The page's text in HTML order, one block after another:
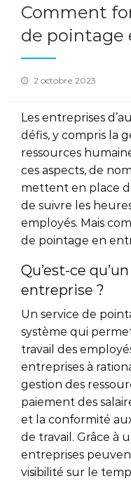
Comment
de pointage
Posted
2 octobre 2023
Les entreprises
défis, y compris la
ressources
ces aspects, de
mettent en place
de suivre les
employés. Mais
de pointage en
Qu’est-ce
entreprise ?
Un service de
système qui
travail des
entreprises à
gestion des
paiement des
et la conformité
de travail. Grâce à
entreprises
visibilité sur le